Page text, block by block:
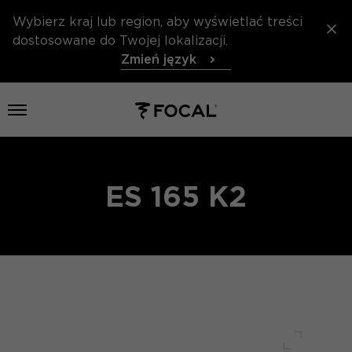
Wybierz kraj lub region, aby wyświetlać treści
dostosowane do Twojej lokalizacji.
Zmień język
Otwórz menu
ES 165 K2